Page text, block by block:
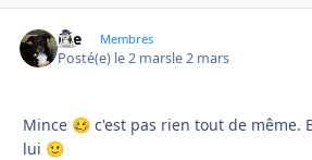
Joe Membres
Posté(e) le 2 marsle 2 mars
Mince 🥴 c'est pas rien tout de même.
lui 🙂